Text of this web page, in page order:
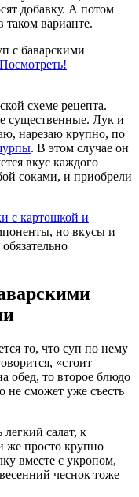
добавку. А потом
таком варианте.
с баварскими
Посмотреть!
схеме рецепта.
существенные. Лук и
нарезаю крупно, по
. В этом случае он
вкус каждого
соками, и приобрели
с картошкой и
но вкусы и
то, что суп по нему
«стоит
обед, то второе блюдо
не сможет уже съесть
салат, к
же просто крупно
вместе с укропом,
чеснок тоже